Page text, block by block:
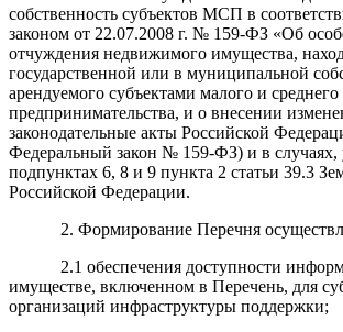
собственность субъектов МСП в
законом от 22.07.2008 г. № 159-ФЗ «Об
отчуждения недвижимого имущества,
государственной или в муниципальной
арендуемого субъектами малого и среднего
предпринимательства, и о внесении
законодательные акты Российской
Федеральный закон № 159-ФЗ) и в случаях,
подпунктах 6, 8 и 9 пункта 2 статьи 39.3
Российской Федерации.
2. Формирование Перечня
2.1 обеспечения доступности
имуществе, включенном в Перечень, для
организаций инфраструктуры поддержки;